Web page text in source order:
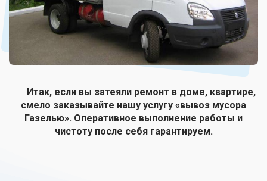
Итак, если вы затеяли ремонт в доме, квартире,
смело заказывайте нашу услугу «вывоз мусора
Газелью». Оперативное выполнение работы и
чистоту после себя гарантируем.